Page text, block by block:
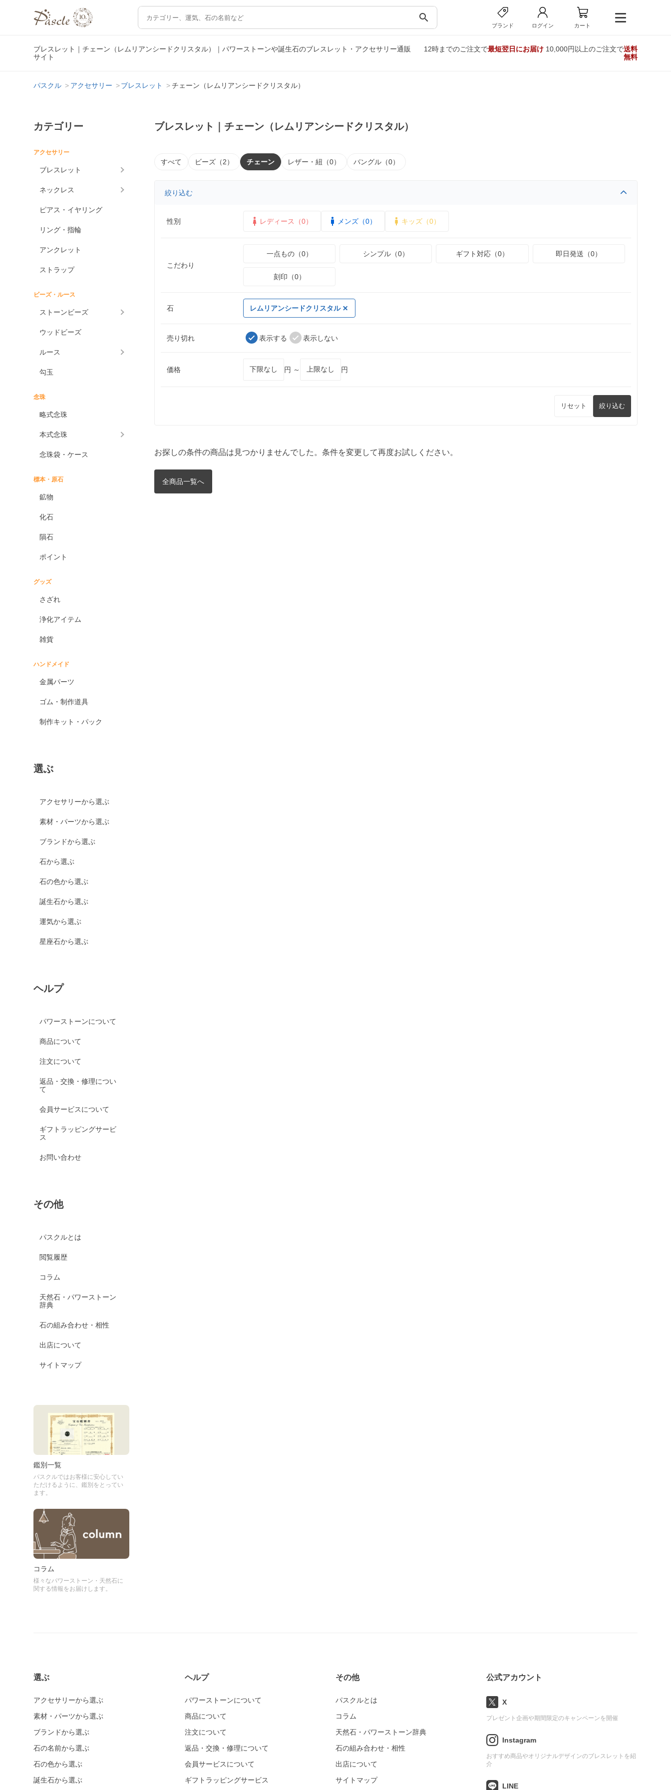
search
ブランド ログイン カート
ブレスレット｜チェーン（レムリアンシードクリスタル）｜パワーストーンや誕生石のブレスレット・アクセサリー通販
サイト
12時までのご注文で最短翌日にお届け10,000円以上のご注文で送料
無料
パスクル アクセサリー ブレスレット チェーン（レムリアンシードクリスタル）
カテゴリー
アクセサリー
ブレスレット
ネックレス
ピアス・イヤリング
リング・指輪
アンクレット
ストラップ
ビーズ・ルース
ストーンビーズ
ウッドビーズ
ルース
勾玉
念珠
略式念珠
本式念珠
念珠袋・ケース
標本・原石
鉱物
化石
隕石
ポイント
グッズ
さざれ
浄化アイテム
雑貨
ハンドメイド
金属パーツ
ゴム・制作道具
制作キット・パック
選ぶ
アクセサリーから選ぶ
素材・パーツから選ぶ
ブランドから選ぶ
石から選ぶ
石の色から選ぶ
誕生石から選ぶ
運気から選ぶ
星座石から選ぶ
ヘルプ
パワーストーンについて
商品について
注文について
返品・交換・修理につい
て
会員サービスについて
ギフトラッピングサービ
ス
お問い合わせ
その他
パスクルとは
閲覧履歴
コラム
天然石・パワーストーン
辞典
石の組み合わせ・相性
出店について
サイトマップ
鑑別一覧
パスクルではお客様に安心してい
ただけるように、鑑別をとってい
ます。
コラム
様々なパワーストーン・天然石に
関する情報をお届けします。
ブレスレット｜チェーン（レムリアンシードクリスタル）
すべて ビーズ（2） チェーン レザー・紐（0） バングル（0）
絞り込む
性別 レディース（0） メンズ（0） キッズ（0）
こだわり
一点もの（0） シンプル（0） ギフト対応（0） 即日発送（0）
刻印（0）
石 レムリアンシードクリスタル
売り切れ 表示する 表示しない
価格 円 ～ 円
リセット 絞り込む
お探しの条件の商品は見つかりませんでした。条件を変更して再度お試しください。
全商品一覧へ
選ぶ
アクセサリーから選ぶ
素材・パーツから選ぶ
ブランドから選ぶ
石の名前から選ぶ
石の色から選ぶ
誕生石から選ぶ
ヘルプ
パワーストーンについて
商品について
注文について
返品・交換・修理について
会員サービスについて
ギフトラッピングサービス
その他
パスクルとは
コラム
天然石・パワーストーン辞典
石の組み合わせ・相性
出店について
サイトマップ
公式アカウント
X
プレゼント企画や期間限定のキャンペーンを開催
Instagram
おすすめ商品やオリジナルデザインのブレスレットを紹
介
LINE